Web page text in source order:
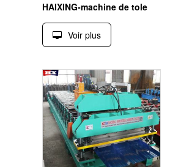
HAIXING-machine de tole
Voir plus